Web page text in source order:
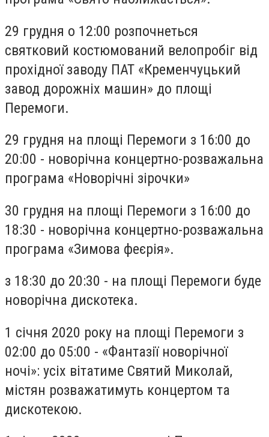
29 грудня о 12:00 розпочнеться
святковий костюмований велопробіг від
прохідної заводу ПАТ «Кременчуцький
завод дорожніх машин» до площі
Перемоги.
29 грудня на площі Перемоги з 16:00 до
20:00 - новорічна концертно-розважальна
програма «Новорічні зірочки»
30 грудня на площі Перемоги з 16:00 до
18:30 - новорічна концертно-розважальна
програма «Зимова феєрія».
з 18:30 до 20:30 - на площі Перемоги буде
новорічна дискотека.
1 січня 2020 року на площі Перемоги з
02:00 до 05:00 - «Фантазії новорічної
ночі»: усіх вітатиме Святий Миколай,
містян розважатимуть концертом та
дискотекою.